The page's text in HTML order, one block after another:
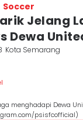
Soccer
Jelang
Dewa
Kota Semarang
menghadapi Dewa
psisfcofficial)